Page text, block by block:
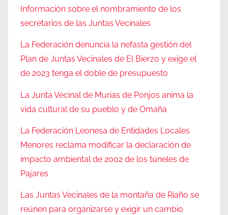
Información sobre el nombramiento de los
secretarios de las Juntas Vecinales
La Federación denuncia la nefasta gestión del
Plan de Juntas Vecinales de El Bierzo y exige el
de 2023 tenga el doble de presupuesto
La Junta Vecinal de Murias de Ponjos anima la
vida cultural de su pueblo y de Omaña
La Federación Leonesa de Entidades Locales
Menores reclama modificar la declaración de
impacto ambiental de 2002 de los túneles de
Pajares
Las Juntas Vecinales de la montaña de Riaño se
reúnen para organizarse y exigir un cambio